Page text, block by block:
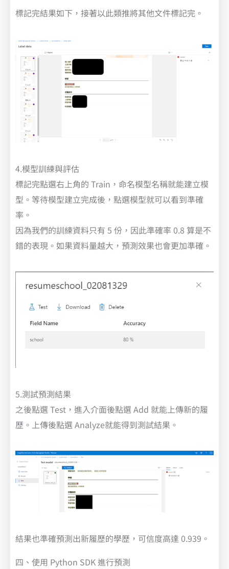
標記完結果如下，接著以此類推將其他文件標記完。
4.模型訓練與評估
標記完點選右上角的 Train，命名模型名稱就能建立模
型。等待模型建立完成後，點選模型就可以看到準確
率。
因為我們的訓練資料只有 5 份，因此準確率 0.8 算是不
錯的表現。如果資料量越大，預測效果也會更加準確。
5.測試預測結果
之後點選 Test，進入介面後點選 Add 就能上傳新的履
歷。上傳後點選 Analyze就能得到測試結果。
結果也準確預測出新履歷的學歷，可信度高達 0.939。
四、使用 Python SDK 進行預測